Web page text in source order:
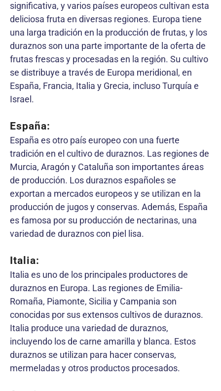
significativa, y varios países europeos cultivan esta
deliciosa fruta en diversas regiones. Europa tiene
una larga tradición en la producción de frutas, y los
duraznos son una parte importante de la oferta de
frutas frescas y procesadas en la región. Su cultivo
se distribuye a través de Europa meridional, en
España, Francia, Italia y Grecia, incluso Turquía e
Israel.
España:
España es otro país europeo con una fuerte
tradición en el cultivo de duraznos. Las regiones de
Murcia, Aragón y Cataluña son importantes áreas
de producción. Los duraznos españoles se
exportan a mercados europeos y se utilizan en la
producción de jugos y conservas. Además, España
es famosa por su producción de nectarinas, una
variedad de duraznos con piel lisa.
Italia:
Italia es uno de los principales productores de
duraznos en Europa. Las regiones de Emilia-
Romaña, Piamonte, Sicilia y Campania son
conocidas por sus extensos cultivos de duraznos.
Italia produce una variedad de duraznos,
incluyendo los de carne amarilla y blanca. Estos
duraznos se utilizan para hacer conservas,
mermeladas y otros productos procesados.